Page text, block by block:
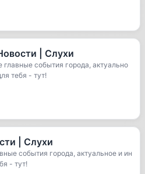
| Слухи
события города, актуально
тебя - тут!
| Слухи
события города, актуальное и ин
- тут!